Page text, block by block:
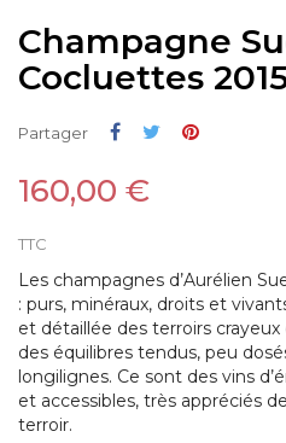
Champagne
Cocluettes
Partager Partager
Tweet
160,00 €
TTC
Les champagnes d’Aurélien
: purs, minéraux, droits et
et détaillée des terroirs
des équilibres tendus, peu
longilignes. Ce sont des vins
et accessibles, très appréciés
terroir.